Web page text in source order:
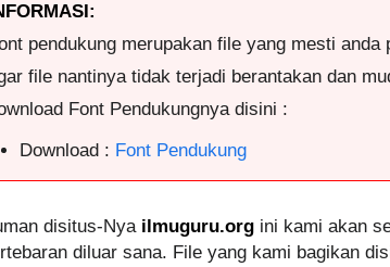
pendukung merupakan file yang mesti
file nantinya tidak terjadi berantakan dan
Font Pendukungnya disini :
Download : Font Pendukung
disitus-Nya ilmuguru.org ini kami akan
diluar sana. File yang kami bagikan